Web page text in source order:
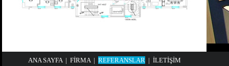
ANA SAYFA| FİRMA| REFERANSLAR| İLETİŞİM